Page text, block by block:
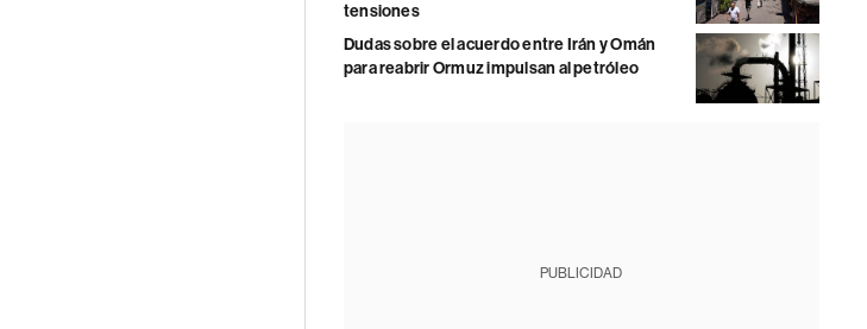
tensiones
Dudas sobre el acuerdo entre Irán y Omán
para reabrir Ormuz impulsan al petróleo
PUBLICIDAD